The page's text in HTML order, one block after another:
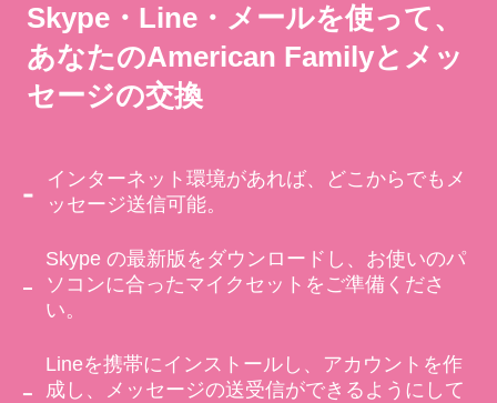
Skype・Line・メールを使って、
あなたのAmerican Familyとメッ
セージの交換
インターネット環境があれば、どこからでもメ
ッセージ送信可能。
Skype の最新版をダウンロードし、お使いのパ
ソコンに合ったマイクセットをご準備くださ
い。
Lineを携帯にインストールし、アカウントを作
成し、メッセージの送受信ができるようにして